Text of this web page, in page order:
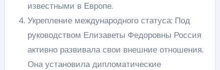
известными в Европе.
Укрепление международного статуса: Под
руководством Елизаветы Федоровны Россия
активно развивала свои внешние отношения.
Она установила дипломатические